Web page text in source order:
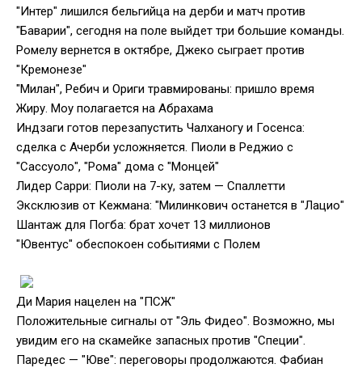
"Интер" лишился бельгийца на дерби и матч против
"Баварии", сегодня на поле выйдет три большие команды.
Ромелу вернется в октябре, Джеко сыграет против
"Кремонезе"
"Милан", Ребич и Ориги травмированы: пришло время
Жиру. Моу полагается на Абрахама
Индзаги готов перезапустить Чалханогу и Госенса:
сделка с Ачерби усложняется. Пиоли в Реджио с
"Сассуоло", "Рома" дома с "Монцей"
Лидер Сарри: Пиоли на 7-ку, затем — Спаллетти
Эксклюзив от Кежмана: "Милинкович останется в "Лацио"
Шантаж для Погба: брат хочет 13 миллионов
"Ювентус" обеспокоен событиями с Полем
Ди Мария нацелен на "ПСЖ"
Положительные сигналы от "Эль Фидео". Возможно, мы
увидим его на скамейке запасных против "Специи".
Паредес — "Юве": переговоры продолжаются. Фабиан